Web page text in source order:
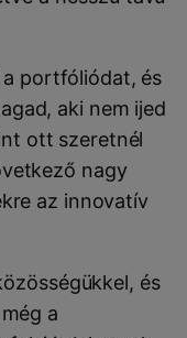
portfóliódat, és
aki nem ijed
ott szeretnél
nagy
az innovatív
és
a